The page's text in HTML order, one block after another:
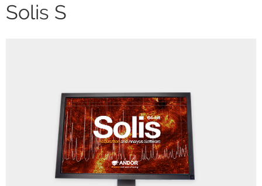
お問い合わせ
Solis S